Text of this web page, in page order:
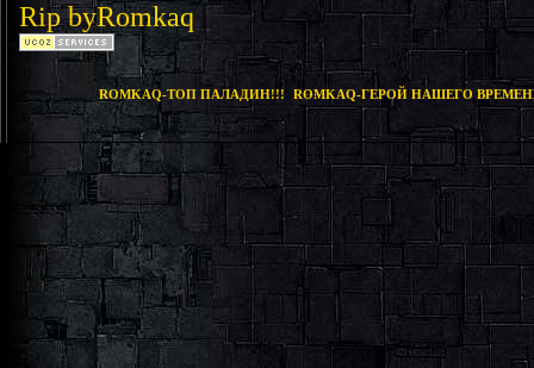
Rip byRomkaq
ROMKAQ-ТОП ПАЛАДИН!!! ROMKAQ-ГЕРОЙ НАШЕГО